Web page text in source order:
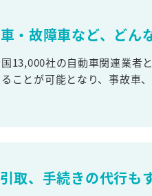
・故障車など、どん
13,000社の自動車関連業者
ことが可能となり、事故車
取、手続きの代行も